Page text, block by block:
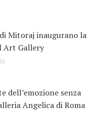
Mitoraj inaugurano la
Art Gallery
dell’emozione senza
Angelica di Roma